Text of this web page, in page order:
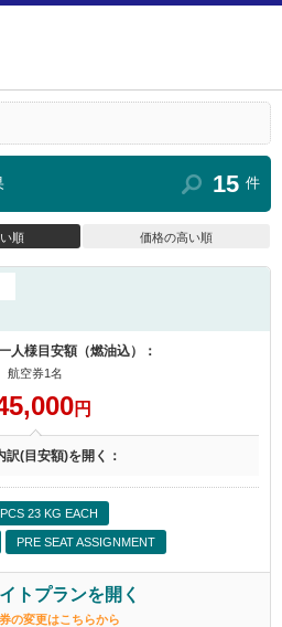
15 件
順 価格の高い順
人様目安額（燃油込）：
航空券1名
円
訳(目安額)を開く：
23 KG EACH
PRE SEAT ASSIGNMENT
トプランを開く
の変更はこちらから